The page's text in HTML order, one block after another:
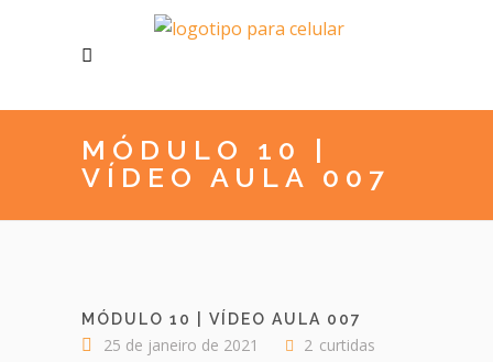
MÓDULO 10 |
VÍDEO AULA 007
MÓDULO 10 | VÍDEO AULA 007
25 de janeiro de 2021 2 curtidas